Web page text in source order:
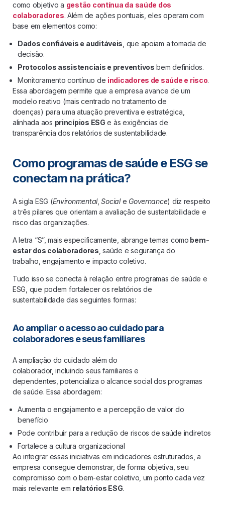
como objetivo a gestão contínua da saúde dos
colaboradores. Além de ações pontuais, eles operam com
base em elementos como:
Dados confiáveis e auditáveis, que apoiam a tomada de
decisão.
Protocolos assistenciais e preventivos bem definidos.
Monitoramento contínuo de indicadores de saúde e risco.
Essa abordagem permite que a empresa avance de um
modelo reativo (mais centrado no tratamento de
doenças) para uma atuação preventiva e estratégica,
alinhada aos princípios ESG e às exigências de
transparência dos relatórios de sustentabilidade.
Como programas de saúde e ESG se
conectam na prática?
A sigla ESG (Environmental,Sociale Governance) diz respeito
a três pilares que orientam a avaliação de sustentabilidade e
risco das organizações.
A letra “S”, mais especificamente, abrange temas como bem-
estar dos colaboradores, saúde e segurança do
trabalho, engajamento e impacto coletivo.
Tudo isso se conecta à relação entre programas de saúde e
ESG, que podem fortalecer os relatórios de
sustentabilidade das seguintes formas:
Ao ampliar o acesso ao cuidado para
colaboradores e seus familiares
A ampliação do cuidado além do
colaborador, incluindo seus familiares e
dependentes, potencializa o alcance social dos programas
de saúde. Essa abordagem:
Aumenta o engajamento e a percepção de valor do
benefício
Pode contribuir para a redução de riscos de saúde indiretos
Fortalece a cultura organizacional
Ao integrar essas iniciativas em indicadores estruturados, a
empresa consegue demonstrar, de forma objetiva, seu
compromisso com o bem-estar coletivo, um ponto cada vez
mais relevante em relatórios ESG.